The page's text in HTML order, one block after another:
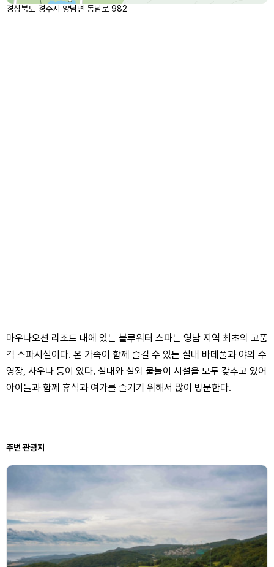
경상북도 경주시 양남면 동남로 982
마우나오션 리조트 내에 있는 블루워터 스파는 영남 지역 최초의 고품
격 스파시설이다. 온 가족이 함께 즐길 수 있는 실내 바데풀과 야외 수
영장, 사우나 등이 있다. 실내와 실외 물놀이 시설을 모두 갖추고 있어
아이들과 함께 휴식과 여가를 즐기기 위해서 많이 방문한다.
주변 관광지